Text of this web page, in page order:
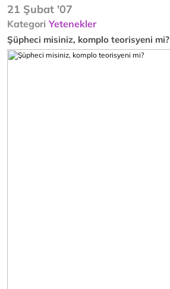
21 Şubat '07
Kategori Yetenekler
Şüpheci misiniz, komplo teorisyeni mi?